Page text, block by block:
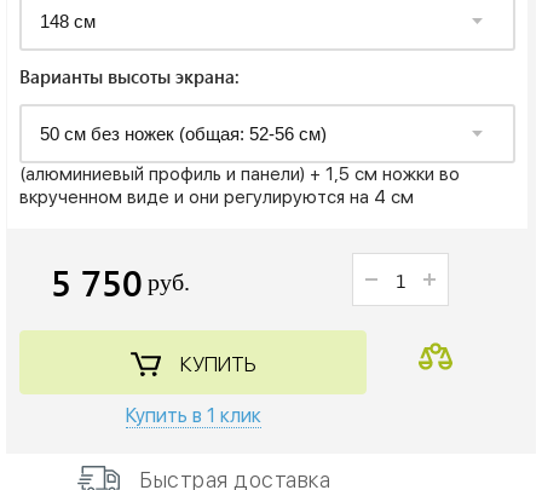
Варианты высоты экрана:
(алюминиевый профиль и панели) + 1,5 см ножки во
вкрученном виде и они регулируются на 4 см
5 750 руб.
КУПИТЬ
Купить в 1 клик
Быстрая доставка